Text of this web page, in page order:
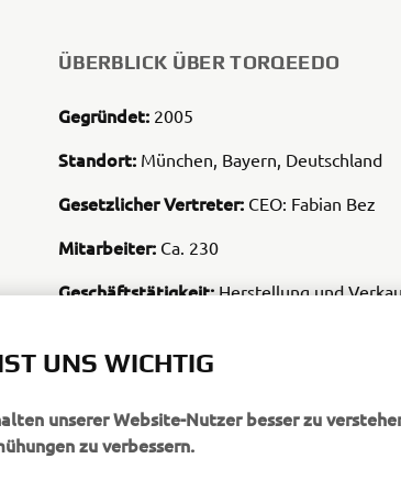
ÜBERBLICK ÜBER TORQEEDO
Gegründet: 2005
Standort: München, Bayern, Deutschland
Gesetzlicher Vertreter: CEO: Fabian Bez
Mitarbeiter: Ca. 230
Geschäftstätigkeit:Herstellung und
UNS WICHTIG
unserer Website-Nutzer besser zu
zu verbessern.